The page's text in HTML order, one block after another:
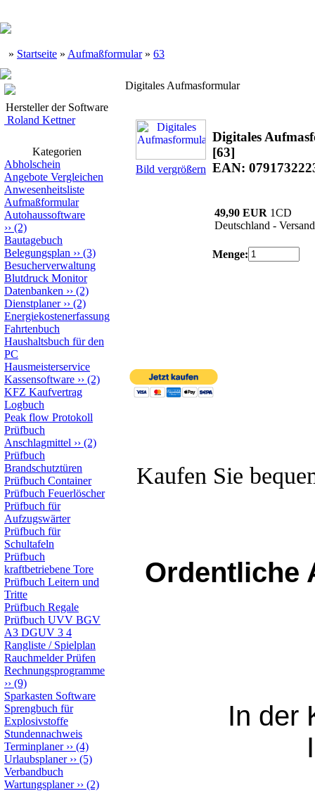
» Startseite » Aufmaßformular» 63
Hersteller der Software
Roland Kettner
Kategorien
Abholschein
Angebote Vergleichen
Anwesenheitsliste
Aufmaßformular
Autohaussoftware
›› (2)
Bautagebuch
Belegungsplan ›› (3)
Besucherverwaltung
Blutdruck Monitor
Datenbanken ›› (2)
Dienstplaner›› (2)
Energiekostenerfassung
Fahrtenbuch
Haushaltsbuch für den
PC
Hausmeisterservice
Kassensoftware ›› (2)
KFZ Kaufvertrag
Logbuch
Peak flow Protokoll
Prüfbuch
Anschlagmittel ›› (2)
Prüfbuch
Brandschutztüren
Prüfbuch Container
Prüfbuch Feuerlöscher
Prüfbuch für
Aufzugswärter
Prüfbuch für
Schultafeln
Prüfbuch
kraftbetriebene Tore
Prüfbuch Leitern und
Tritte
Prüfbuch Regale
Prüfbuch UVV BGV
A3 DGUV 3 4
Rangliste / Spielplan
Rauchmelder Prüfen
Rechnungsprogramme
›› (9)
Sparkasten Software
Sprengbuch für
Explosivstoffe
Stundennachweis
Terminplaner›› (4)
Urlaubsplaner›› (5)
Verbandbuch
Wartungsplaner›› (2)
Digitales Aufmasformular
Bild vergrößern
Digitales
[63]
EAN:
49,90 EUR 1CD
Deutschland -
Menge:
Kaufen Sie
Ordentliche
In der